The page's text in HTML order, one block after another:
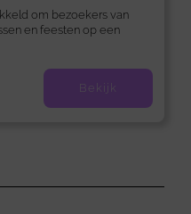
om bezoekers van
en feesten op een
Bekijk